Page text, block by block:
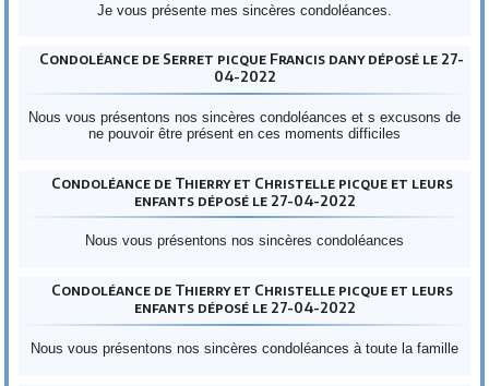
Je vous présente mes sincères condoléances.
Condoléance de Serret picque Francis dany déposé le 27-
04-2022
Nous vous présentons nos sincères condoléances et s excusons de
ne pouvoir être présent en ces moments difficiles
Condoléance de Thierry et Christelle picque et leurs
enfants déposé le 27-04-2022
Nous vous présentons nos sincères condoléances
Condoléance de Thierry et Christelle picque et leurs
enfants déposé le 27-04-2022
Nous vous présentons nos sincères condoléances à toute la famille